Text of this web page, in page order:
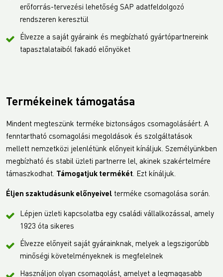
erőforrás-tervezési lehetőség SAP adatfeldolgozó
rendszeren keresztül
Élvezze a saját gyáraink és megbízható gyártópartnereink
tapasztalataiból fakadó előnyöket
Termékeinek támogatása
Mindent megteszünk terméke biztonságos csomagolásáért. A
fenntartható csomagolási megoldások és szolgáltatások
mellett nemzetközi jelenlétünk előnyeit kínáljuk. Személyünkben
megbízható és stabil üzleti partnerre lel, akinek szakértelmére
támaszkodhat. Támogatjuk termékét. Ezt kínáljuk.
Éljen szaktudásunk előnyeivel terméke csomagolása során.
Lépjen üzleti kapcsolatba egy családi vállalkozással, amely
1923 óta sikeres
Élvezze előnyeit saját gyárainknak, melyek a legszigorúbb
minőségi követelményeknek is megfelelnek
Használjon olyan csomagolást, amelyet a legmagasabb